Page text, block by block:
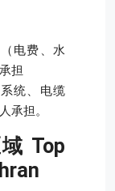
电费、水
担
统、电缆
承担。
Top